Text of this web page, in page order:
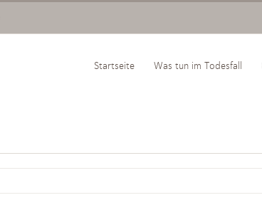
Startseite Was tun im Todesfall